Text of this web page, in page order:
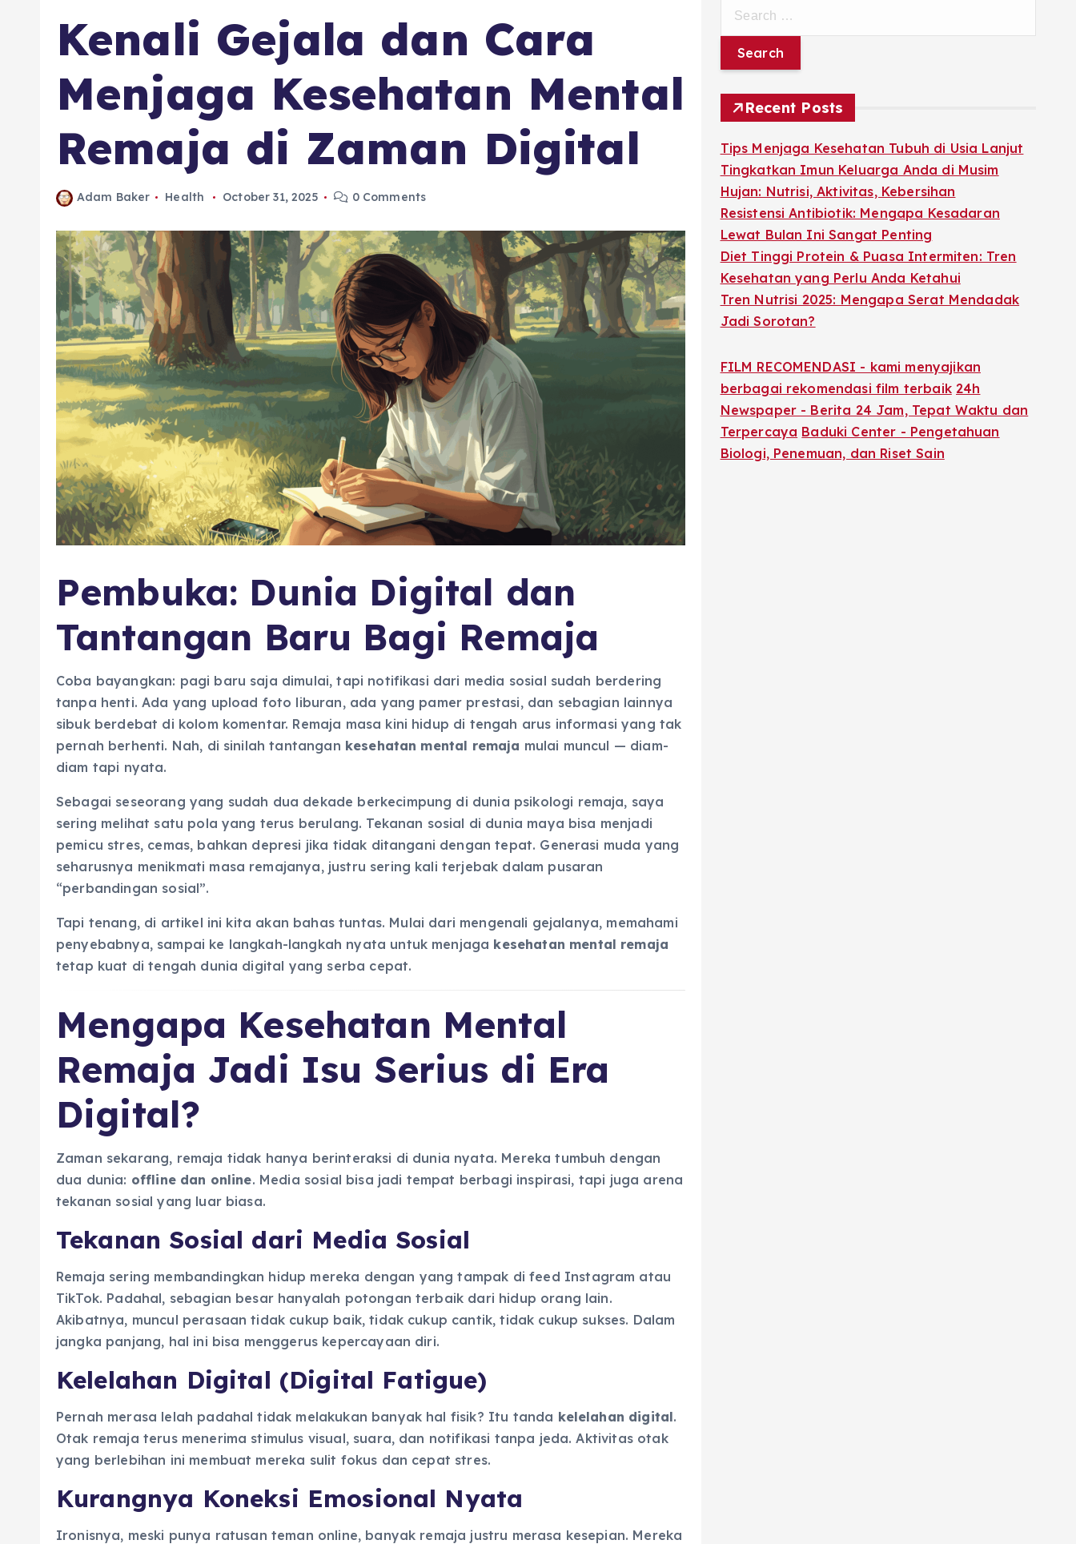
Kenali Gejala dan Cara
Menjaga Kesehatan Mental
Remaja di Zaman Digital
Adam Baker Health October 31, 2025 0 Comments
Pembuka: Dunia Digital dan
Tantangan Baru Bagi Remaja
Coba bayangkan: pagi baru saja dimulai, tapi notifikasi dari media sosial sudah berdering
tanpa henti. Ada yang upload foto liburan, ada yang pamer prestasi, dan sebagian lainnya
sibuk berdebat di kolom komentar. Remaja masa kini hidup di tengah arus informasi yang tak
pernah berhenti. Nah, di sinilah tantangan kesehatan mental remaja mulai muncul — diam-
diam tapi nyata.
Sebagai seseorang yang sudah dua dekade berkecimpung di dunia psikologi remaja, saya
sering melihat satu pola yang terus berulang. Tekanan sosial di dunia maya bisa menjadi
pemicu stres, cemas, bahkan depresi jika tidak ditangani dengan tepat. Generasi muda yang
seharusnya menikmati masa remajanya, justru sering kali terjebak dalam pusaran
“perbandingan sosial”.
Tapi tenang, di artikel ini kita akan bahas tuntas. Mulai dari mengenali gejalanya, memahami
penyebabnya, sampai ke langkah-langkah nyata untuk menjaga kesehatan mental remaja
tetap kuat di tengah dunia digital yang serba cepat.
Mengapa Kesehatan Mental
Remaja Jadi Isu Serius di Era
Digital?
Zaman sekarang, remaja tidak hanya berinteraksi di dunia nyata. Mereka tumbuh dengan
dua dunia: offline dan online. Media sosial bisa jadi tempat berbagi inspirasi, tapi juga arena
tekanan sosial yang luar biasa.
Tekanan Sosial dari Media Sosial
Remaja sering membandingkan hidup mereka dengan yang tampak di feed Instagram atau
TikTok. Padahal, sebagian besar hanyalah potongan terbaik dari hidup orang lain.
Akibatnya, muncul perasaan tidak cukup baik, tidak cukup cantik, tidak cukup sukses. Dalam
jangka panjang, hal ini bisa menggerus kepercayaan diri.
Kelelahan Digital (Digital Fatigue)
Pernah merasa lelah padahal tidak melakukan banyak hal fisik? Itu tanda kelelahan digital.
Otak remaja terus menerima stimulus visual, suara, dan notifikasi tanpa jeda. Aktivitas otak
yang berlebihan ini membuat mereka sulit fokus dan cepat stres.
Kurangnya Koneksi Emosional Nyata
Ironisnya, meski punya ratusan teman online, banyak remaja justru merasa kesepian. Mereka
r
c
o
r
:
Recent Posts
Tips Menjaga Kesehatan Tubuh di Usia Lanjut
Tingkatkan Imun Keluarga Anda di Musim
Hujan: Nutrisi, Aktivitas, Kebersihan
Resistensi Antibiotik: Mengapa Kesadaran
Lewat Bulan Ini Sangat Penting
Diet Tinggi Protein & Puasa Intermiten: Tren
Kesehatan yang Perlu Anda Ketahui
Tren Nutrisi 2025: Mengapa Serat Mendadak
Jadi Sorotan?
FILM RECOMENDASI - kami menyajikan
berbagai rekomendasi film terbaik 24h
Newspaper - Berita 24 Jam, Tepat Waktu dan
Terpercaya Baduki Center - Pengetahuan
Biologi, Penemuan, dan Riset Sain